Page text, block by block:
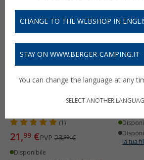
Spray detergente
WOSHUP! Killer contro
verderame o guarnizioni
(1)
21,99 €PVP 23,90€
Disponibile
Spray
la tua
CHANGE TO THE WEBSHOP IN
STAY ON WWW.BERGER-CAMPING.IT
You can change the language at any
SELECT ANOTHER